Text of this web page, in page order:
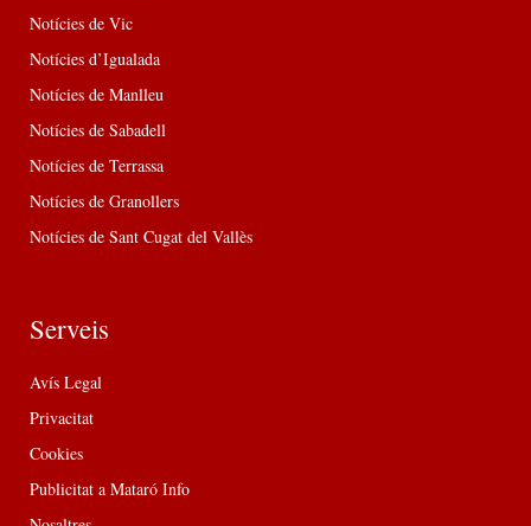
Notícies de Vic
Notícies d’Igualada
Notícies de Manlleu
Notícies de Sabadell
Notícies de Terrassa
Notícies de Granollers
Notícies de Sant Cugat del Vallès
Serveis
Avís Legal
Privacitat
Cookies
Publicitat a Mataró Info